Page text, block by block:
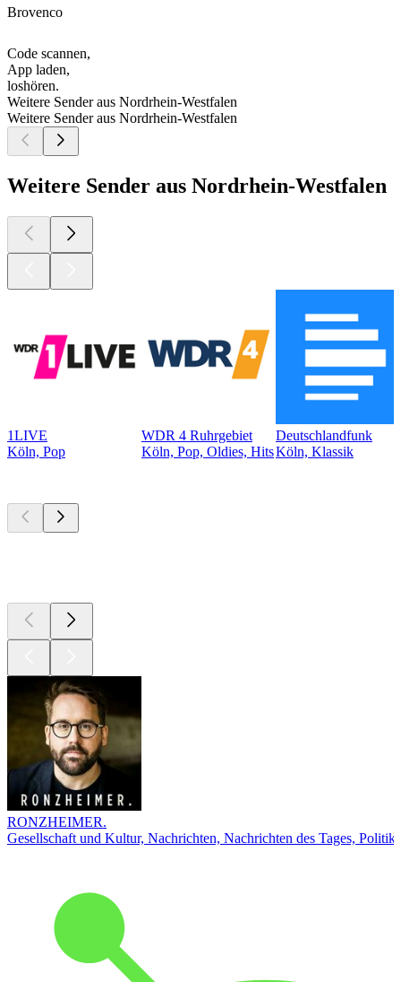
Brovenco
Code scannen,
App laden,
loshören.
Weitere Sender aus Nordrhein-Westfalen
Weitere Sender aus Nordrhein-Westfalen
Weitere Sender aus Nordrhein-Westfalen
1LIVE
Köln, Pop
WDR 4 Ruhrgebiet
Köln, Pop, Oldies, Hits
Deutschlandfunk
Köln, Klassik
RONZHEIMER.
Gesellschaft und Kultur, Nachrichten, Nachrichten des Tages, Politik